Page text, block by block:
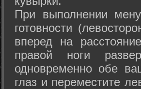
При выполнении
готовности
вперед на
правой ноги
одновременно обе
глаз и переместите